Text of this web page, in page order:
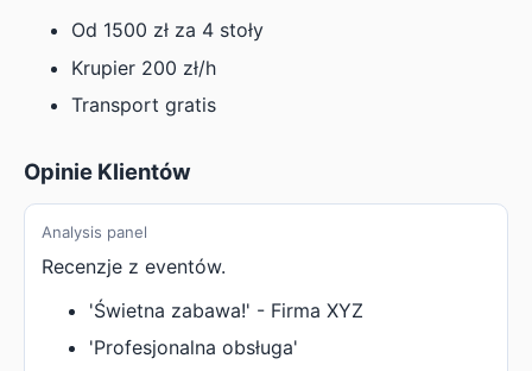
Od 1500 zł za 4 stoły
Krupier 200 zł/h
Transport gratis
Opinie Klientów
Analysis panel
Recenzje z eventów.
'Świetna zabawa!' - Firma XYZ
'Profesjonalna obsługa'